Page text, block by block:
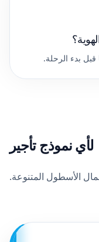
لأي نموذج تأجير
الأسطول المتنوعة.